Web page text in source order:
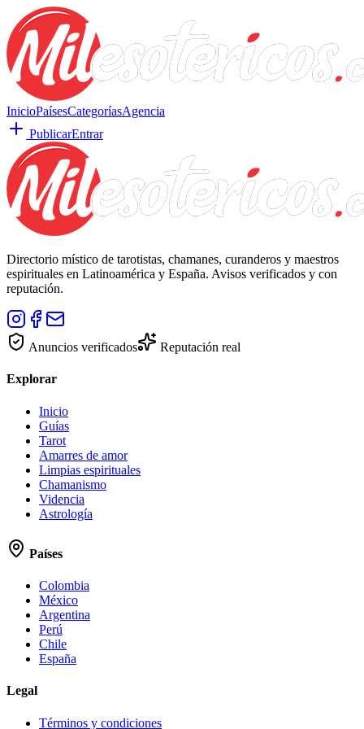
InicioPaísesCategoríasAgencia
PublicarEntrar
Directorio místico de tarotistas, chamanes, curanderos y maestros
espirituales en Latinoamérica y España. Avisos verificados y con
reputación.
Anuncios verificados Reputación real
Explorar
Inicio
Guías
Tarot
Amarres de amor
Limpias espirituales
Chamanismo
Videncia
Astrología
Países
Colombia
México
Argentina
Perú
Chile
España
Legal
Términos y condiciones